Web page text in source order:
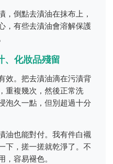
，倒點去漬油在抹布上，
，有些去漬油會溶解保護
、化妝品殘留
效。把去漬油滴在污漬背
重複幾次，然後正常洗
泡久一點，但別超過十分
油也能對付。我有件白襯
下，搓一搓就乾淨了。不
，容易褪色。